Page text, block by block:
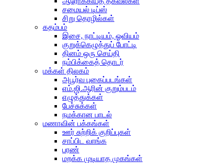
சமையல் டிப்ஸ்
சிறு தொழில்கள்
கதம்பம்
இசை, நாட்டியம், ஓவியம்
குறுக்கெழுத்துப் போட்டி
தினம் ஒரு செய்தி
நம்பிக்கைத் தொடர்
மக்கள் திலகம்
அபூர்வ புகைப்படங்கள்
எம்.ஜி.ஆரின் குறும்படம்
எழுத்துக்கள்
பேச்சுக்கள்
நமக்கான பாடல்
மணாவின் பக்கங்கள்
ஊர் சுற்றிக் குறிப்புகள்
சாப்பிட வாங்க
பரண்
மறக்க முடியாத முகங்கள்